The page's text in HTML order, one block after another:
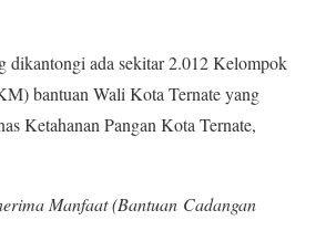
dikantongi ada sekitar 2.012 Kelompok
bantuan Wali Kota Ternate yang
Ketahanan Pangan Kota Ternate,
Manfaat (Bantuan Cadangan